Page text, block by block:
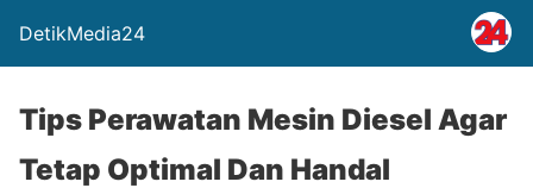
DetikMedia24
Tips Perawatan Mesin Diesel Agar
Tetap Optimal Dan Handal